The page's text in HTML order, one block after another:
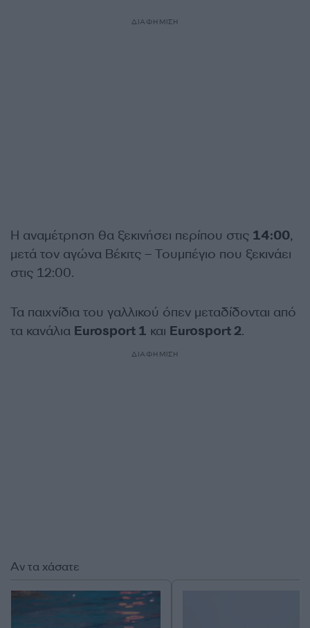
ΔΙΑΦΗΜΙΣΗ
Η αναμέτρηση θα ξεκινήσει περίπου στις 14:00,
μετά τον αγώνα Βέκιτς – Τουμπέγιο που ξεκινάει
στις 12:00.
Τα παιχνίδια του γαλλικού όπεν μεταδίδονται από
τα κανάλια Eurosport 1 και Eurosport 2.
ΔΙΑΦΗΜΙΣΗ
Αν τα χάσατε